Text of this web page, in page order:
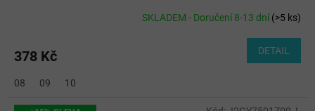
SKLADEM - Doručení 8-13 dní(>5 ks)
378 Kč DETAIL
08 09 10